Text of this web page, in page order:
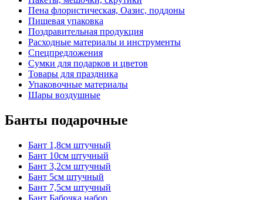
Пена флористическая, Оазис, поддоны
Пищевая упаковка
Поздравительная продукция
Расходные материалы и инструменты
Спецпредложения
Сумки для подарков и цветов
Товары для праздника
Упаковочные материалы
Шары воздушные
Банты подарочные
Бант 1,8см штучный
Бант 10см штучный
Бант 3,2см штучный
Бант 5см штучный
Бант 7,5см штучный
Бант Бабочка набор